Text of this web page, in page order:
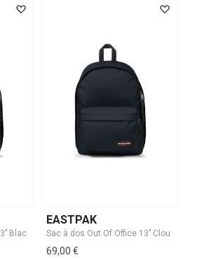
EASTPAK
69,00 €